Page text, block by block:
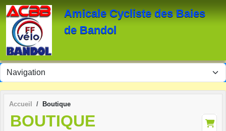
Amicale Cycliste des Baies
de Bandol
Accueil Boutique
BOUTIQUE
Panneau de gestion des cookies